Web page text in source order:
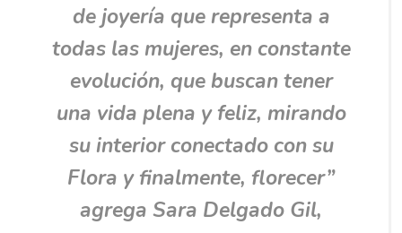
de joyería que representa a
todas las mujeres, en constante
evolución, que buscan tener
una vida plena y feliz, mirando
su interior conectado con su
Flora y finalmente, florecer”
agrega Sara Delgado Gil,